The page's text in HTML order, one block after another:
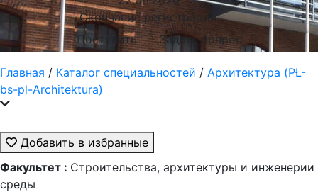
Окончание регистрации
Поступить
Задать вопрос
Главная / Каталог специальностей / Архитектура (PŁ-
bs-pl-Architektura)
Добавить в избранные
Факультет : Строительства, архитектуры и инженерии
среды